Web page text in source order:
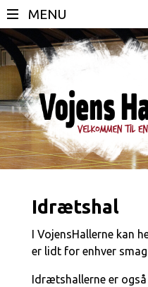
Idrætshal
I VojensHallerne kan
er lidt for enhver
Idrætshallerne er